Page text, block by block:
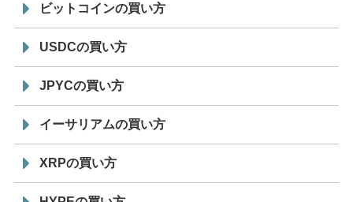
ビットコインの買い方
USDCの買い方
JPYCの買い方
イーサリアムの買い方
XRPの買い方